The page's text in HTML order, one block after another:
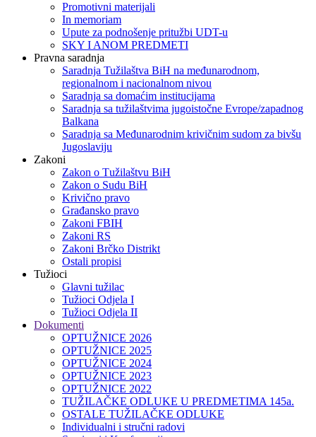
Promotivni materijali
In memoriam
Upute za podnošenje pritužbi UDT-u
SKY I ANOM PREDMETI
Pravna saradnja
Saradnja Tužilaštva BiH na međunarodnom,
regionalnom i nacionalnom nivou
Saradnja sa domaćim institucijama
Saradnja sa tužilaštvima jugoistočne Evrope/zapadnog
Balkana
Saradnja sa Međunarodnim krivičnim sudom za bivšu
Jugoslaviju
Zakoni
Zakon o Тužilaštvu BiH
Zakon o Sudu BiH
Krivično pravo
Građansko pravo
Zakoni FBIH
Zakoni RS
Zakoni Brčko Distrikt
Ostali propisi
Tužioci
Glavni tužilac
Tužioci Odjela I
Tužioci Odjela II
Dokumenti
OPTUŽNICE 2026
OPTUŽNICE 2025
OPTUŽNICE 2024
OPTUŽNICE 2023
OPTUŽNICE 2022
TUŽILAČKE ODLUKE U PREDMETIMA 145a.
OSTALE TUŽILAČKE ODLUKE
Individualni i stručni radovi